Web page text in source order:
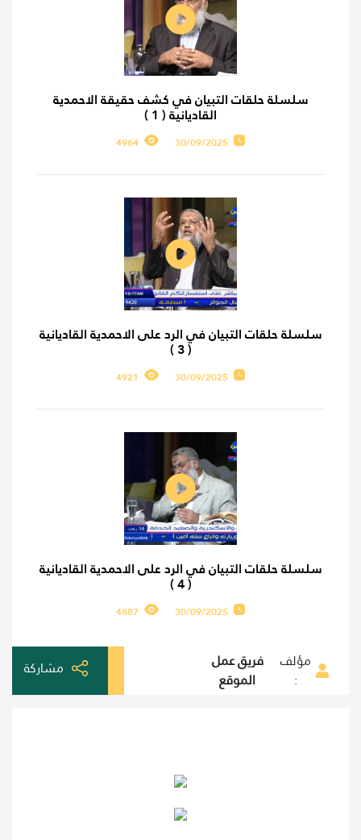
سلسلة حلقات التبيان في كشف حقيقة الاحمدية
القاديانية ( 1 )
30/09/2025
4964
سلسلة حلقات التبيان في الرد على الاحمدية القاديانية
( 3 )
30/09/2025
4921
سلسلة حلقات التبيان في الرد على الاحمدية القاديانية
( 4 )
30/09/2025
4887
مؤلف
:
فريق عمل
الموقع
مشاركة